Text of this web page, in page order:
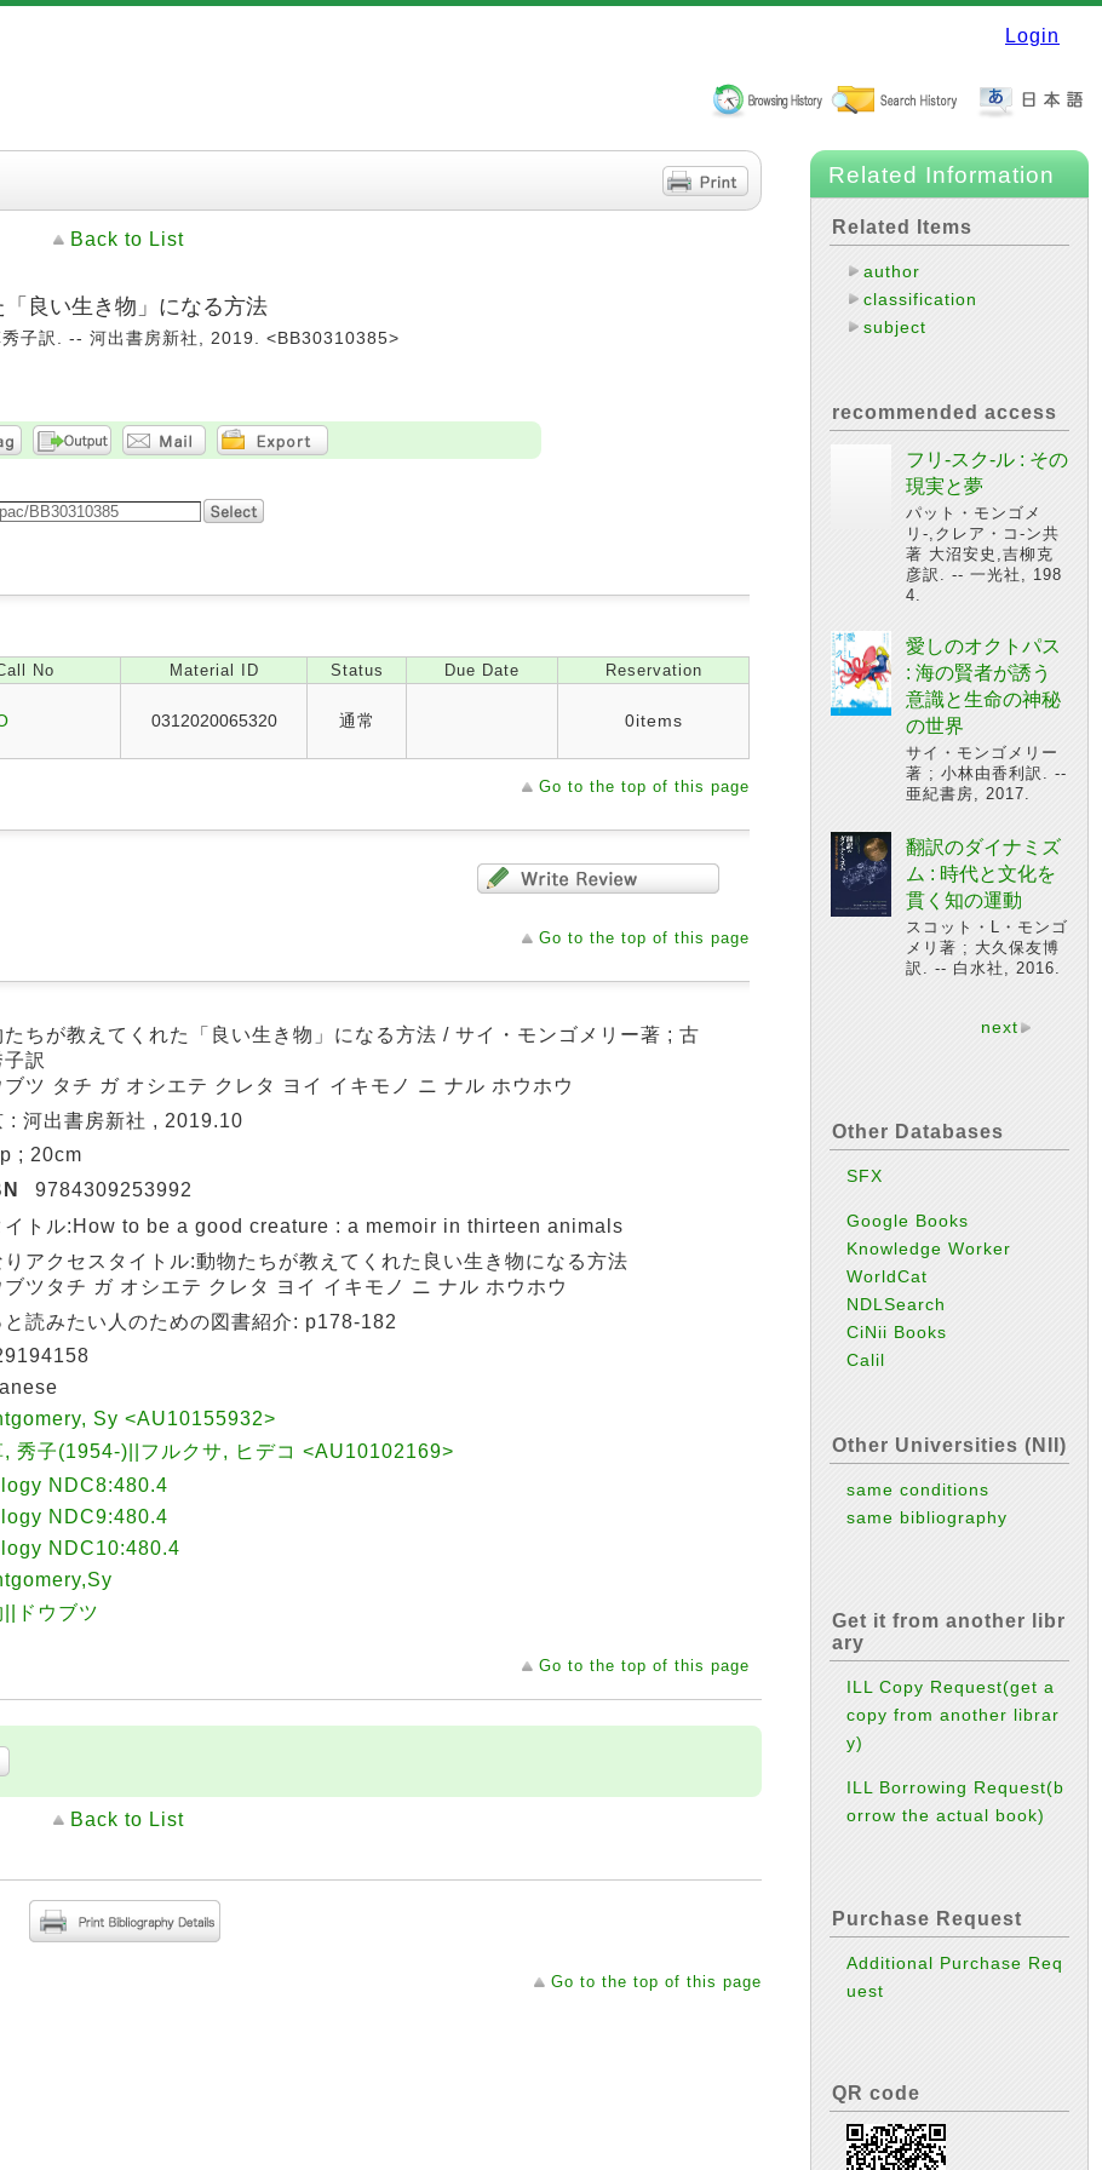
Login
Back to List
良い生き物」になる方法
子訳. -- 河出書房新社, 2019. <BB30310385>
No Material ID Status Due Date Reservation
0312020065320 通常 0items
Go to the top of this page
Go to the top of this page
たちが教えてくれた「良い生き物」になる方法 / サイ・モンゴメリー著 ; 古
訳
ブツ タチ ガ オシエテ クレタ ヨイ イキモノ ニ ナル ホウホウ
: 河出書房新社 , 2019.10
; 20cm
9784309253992
イトル:How to be a good creature : a memoir in thirteen animals
りアクセスタイトル:動物たちが教えてくれた良い生き物になる方法
ブツタチ ガ オシエテ クレタ ヨイ イキモノ ニ ナル ホウホウ
と読みたい人のための図書紹介: p178-182
Sy <AU10155932>
, 秀子(1954-)||フルクサ, ヒデコ <AU10102169>
NDC8:480.4
NDC9:480.4
NDC10:480.4
||ドウブツ
Go to the top of this page
Back to List
Go to the top of this page
Related Information
Related Items
author
classification
subject
recommended access
フリ-スク-ル : その
現実と夢
パット・モンゴメ
リ-,クレア・コ-ン共
著 大沼安史,吉柳克
彦訳. -- 一光社, 198
4.
愛しのオクトパス
: 海の賢者が誘う
意識と生命の神秘
の世界
サイ・モンゴメリー
著 ; 小林由香利訳. --
亜紀書房, 2017.
翻訳のダイナミズ
ム : 時代と文化を
貫く知の運動
スコット・L・モンゴ
メリ著 ; 大久保友博
訳. -- 白水社, 2016.
next
Other Databases
SFX
Google Books
Knowledge Worker
WorldCat
NDLSearch
CiNii Books
Calil
Other Universities (NII)
same conditions
same bibliography
Get it from another libr
ary
ILL Copy Request(get a
copy from another librar
y)
ILL Borrowing Request(b
orrow the actual book)
Purchase Request
Additional Purchase Req
uest
QR code